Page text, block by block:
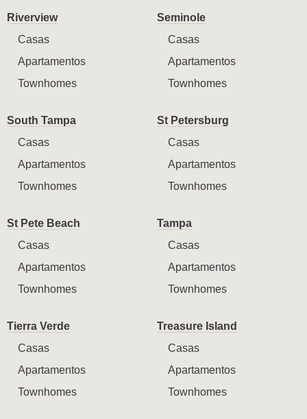
Riverview
Casas
Apartamentos
Townhomes
Seminole
Casas
Apartamentos
Townhomes
South Tampa
Casas
Apartamentos
Townhomes
St Petersburg
Casas
Apartamentos
Townhomes
St Pete Beach
Casas
Apartamentos
Townhomes
Tampa
Casas
Apartamentos
Townhomes
Tierra Verde
Casas
Apartamentos
Townhomes
Treasure Island
Casas
Apartamentos
Townhomes